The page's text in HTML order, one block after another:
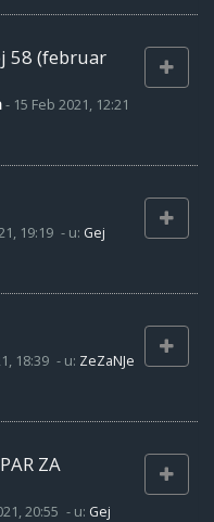
58 (februar
- 15 Feb 2021, 12:21
19:19 - u: Gej
18:39 - u: ZeZaNJe
ZA
20:55 - u: Gej